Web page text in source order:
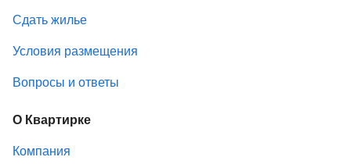
Сдать жилье
Условия размещения
Вопросы и ответы
О Квартирке
Компания